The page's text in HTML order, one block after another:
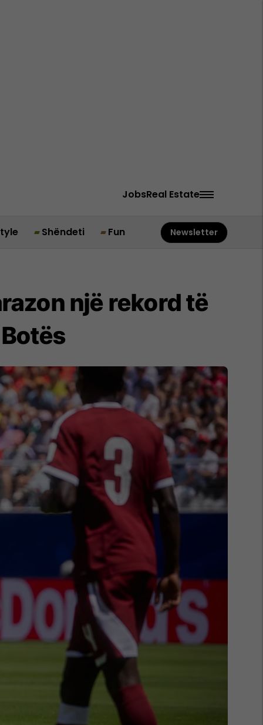
JobsReal Estate
Shëndeti Fun Newsletter
një rekord të